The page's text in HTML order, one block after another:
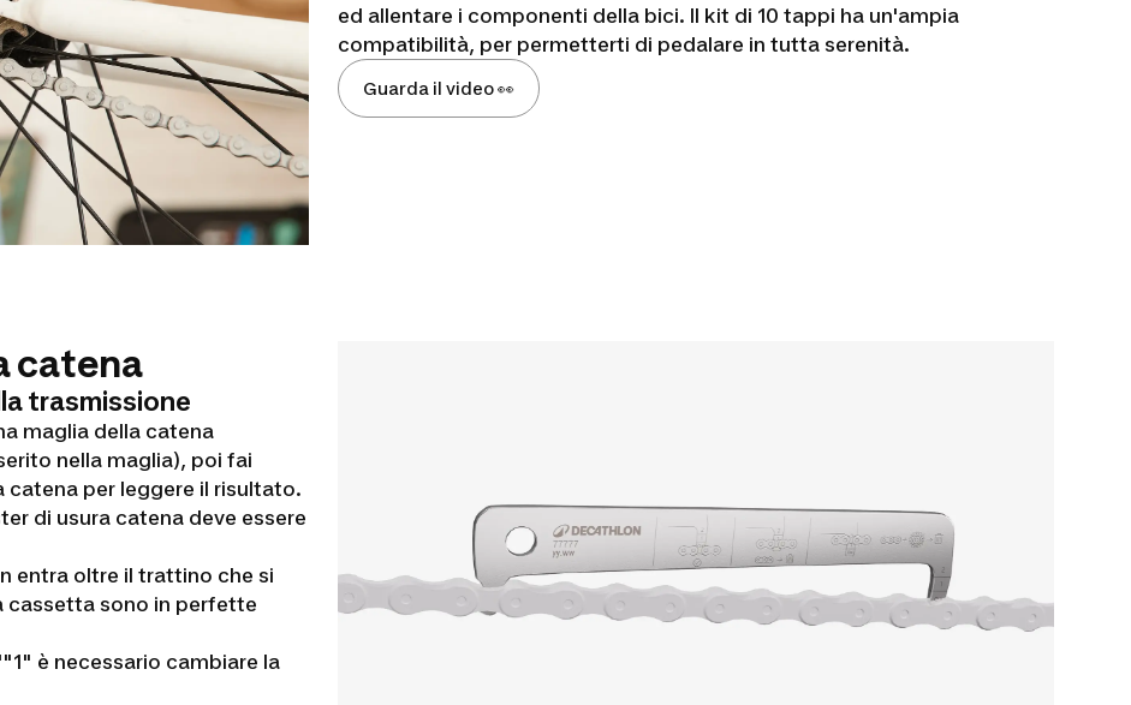
ed allentare i componenti della bici. Il kit di 10 tappi ha un'ampia
compatibilità, per permetterti di pedalare in tutta serenità.
Guarda il video 👀
catena
trasmissione
maglia della catena
nella maglia), poi fai
per leggere il risultato.
di usura catena deve essere
entra oltre il trattino che si
cassetta sono in perfette
è necessario cambiare la